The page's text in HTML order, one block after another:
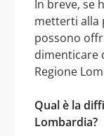
In breve, se
metterti alla
possono
dimenticare
Regione
Qual è la
Lombardia?